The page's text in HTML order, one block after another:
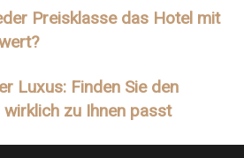
Preisklasse das Hotel mit
Luxus: Finden Sie den
zu Ihnen passt